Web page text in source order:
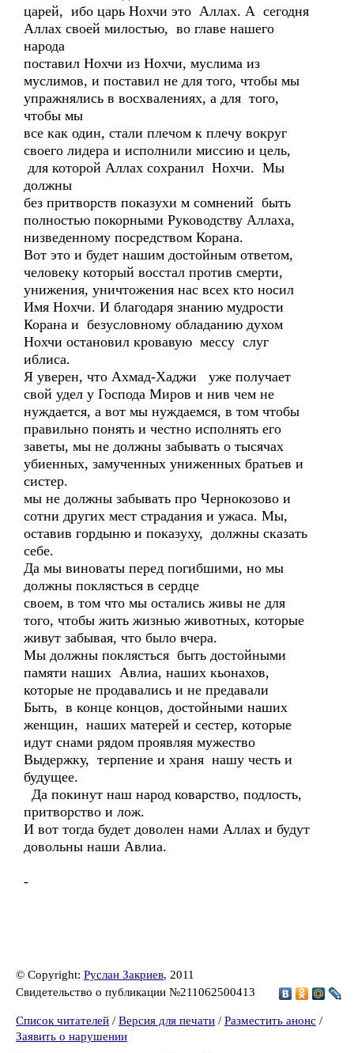
царей, ибо царь Нохчи это Аллах. А сегодня
Аллах своей милостью, во главе нашего
народа
поставил Нохчи из Нохчи, муслима из
муслимов, и поставил не для того, чтобы мы
упражнялись в восхвалениях, а для того,
чтобы мы
все как один, стали плечом к плечу вокруг
своего лидера и исполнили миссию и цель,
для которой Аллах сохранил Нохчи. Мы
должны
без притворств показухи м сомнений быть
полностью покорными Руководству Аллаха,
низведенному посредством Корана.
Вот это и будет нашим достойным ответом,
человеку который восстал против смерти,
унижения, уничтожения нас всех кто носил
Имя Нохчи. И благодаря знанию мудрости
Корана и безусловному обладанию духом
Нохчи остановил кровавую мессу слуг
иблиса.
Я уверен, что Ахмад-Хаджи уже получает
свой удел у Господа Миров и нив чем не
нуждается, а вот мы нуждаемся, в том чтобы
правильно понять и честно исполнять его
заветы, мы не должны забывать о тысячах
убиенных, замученных униженных братьев и
систер.
мы не должны забывать про Чернокозово и
сотни других мест страдания и ужаса. Мы,
оставив гордыню и показуху, должны сказать
себе.
Да мы виноваты перед погибшими, но мы
должны поклясться в сердце
своем, в том что мы остались живы не для
того, чтобы жить жизнью животных, которые
живут забывая, что было вчера.
Мы должны поклясться быть достойными
памяти наших Авлиа, наших кьонахов,
которые не продавались и не предавали
Быть, в конце концов, достойными наших
женщин, наших матерей и сестер, которые
идут снами рядом проявляя мужество
Выдержку, терпение и храня нашу честь и
будущее.
Да покинут наш народ коварство, подлость,
притворство и лож.
И вот тогда будет доволен нами Аллах и будут
довольны наши Авлиа.
-
© Copyright: Руслан Закриев, 2011
Свидетельство о публикации №211062500413
Список читателей / Версия для печати / Разместить анонс /
Заявить о нарушении